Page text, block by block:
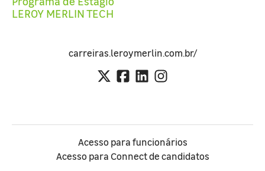
LEROY MERLIN TECH
carreiras.leroymerlin.com.br/
Acesso para funcionários
Acesso para Connect de candidatos